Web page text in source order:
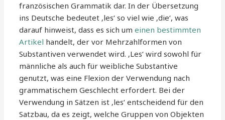
französischen Grammatik dar. In der Übersetzung
ins Deutsche bedeutet ‚les‘ so viel wie ‚die‘, was
darauf hinweist, dass es sich umeinen bestimmten
Artikel handelt, der vor Mehrzahlformen von
Substantiven verwendet wird. ‚Les‘ wird sowohl für
männliche als auch für weibliche Substantive
genutzt, was eine Flexion der Verwendung nach
grammatischem Geschlecht erfordert. Bei der
Verwendung in Sätzen ist ‚les‘ entscheidend für den
Satzbau, da es zeigt, welche Gruppen von Objekten